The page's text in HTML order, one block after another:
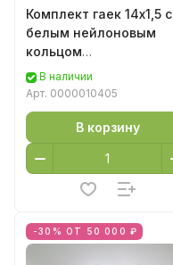
Комплект гаек 14х1,5 с
белым нейлоновым
кольцом
самоконтрящихся
высоких цинк 5 шт
В наличии
Арт. 0000010405
В корзину
-30% ОТ 50 000 ₽